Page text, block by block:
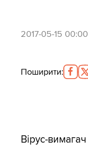
2017-05-15 00:00
Поширити:
Вірус-вимагач